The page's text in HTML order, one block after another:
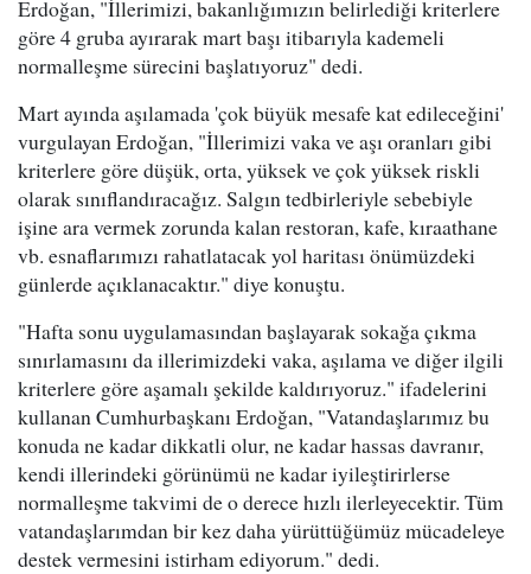
Erdoğan, "İllerimizi, bakanlığımızın belirlediği kriterlere
göre 4 gruba ayırarak mart başı itibarıyla kademeli
normalleşme sürecini başlatıyoruz" dedi.
Mart ayında aşılamada 'çok büyük mesafe kat edileceğini'
vurgulayan Erdoğan, "İllerimizi vaka ve aşı oranları gibi
kriterlere göre düşük, orta, yüksek ve çok yüksek riskli
olarak sınıflandıracağız. Salgın tedbirleriyle sebebiyle
işine ara vermek zorunda kalan restoran, kafe, kıraathane
vb. esnaflarımızı rahatlatacak yol haritası önümüzdeki
günlerde açıklanacaktır." diye konuştu.
"Hafta sonu uygulamasından başlayarak sokağa çıkma
sınırlamasını da illerimizdeki vaka, aşılama ve diğer ilgili
kriterlere göre aşamalı şekilde kaldırıyoruz." ifadelerini
kullanan Cumhurbaşkanı Erdoğan, "Vatandaşlarımız bu
konuda ne kadar dikkatli olur, ne kadar hassas davranır,
kendi illerindeki görünümü ne kadar iyileştirirlerse
normalleşme takvimi de o derece hızlı ilerleyecektir. Tüm
vatandaşlarımdan bir kez daha yürüttüğümüz mücadeleye
destek vermesini istirham ediyorum." dedi.